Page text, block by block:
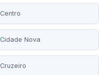
Centro
Cidade Nova
Cruzeiro